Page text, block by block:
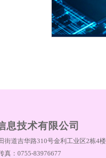
息技术有限公司
街道吉华路310号金利工业区2栋4楼
真：0755-83976677